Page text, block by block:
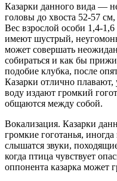
Казарки данного вида —
головы до хвоста 52-57
Вес взрослой особи 1,4-
имеют шустрый,
может совершать
собираться и как бы
подобие клубка, после
Казарки отлично
воду издают громкий
общаются между собой.
Вокализация. Казарки
громкие гоготанья,
слышатся звуки,
когда птица чувствует
оппонента казарка может